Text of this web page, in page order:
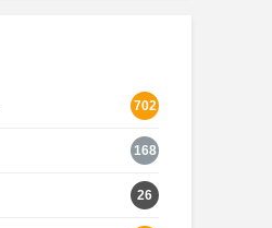
702
168
26